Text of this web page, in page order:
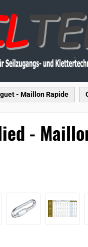
- Maillon Rapide
-